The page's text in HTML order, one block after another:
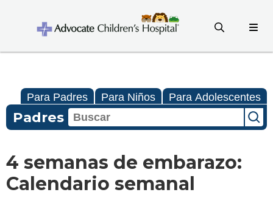
Para Padres Para Niños Para Adolescentes
Padres
4 semanas de embarazo:
Calendario semanal